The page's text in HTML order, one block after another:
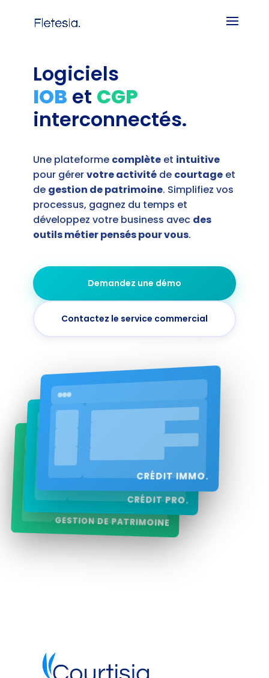
Logiciels
IOB et CGP
interconnectés.
Une plateforme complèteet intuitive
pour gérervotre activitéde courtageet
de gestion de patrimoine. Simplifiez vos
processus, gagnez du temps et
développez votre business avec des
outils métier pensés pour vous.
Demandez une démo
Contactez le service commercial
CRÉDIT IMMO.
CRÉDIT PRO.
GESTION DE PATRIMOINE